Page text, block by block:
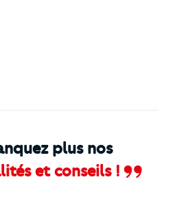
plus nos
et conseils !